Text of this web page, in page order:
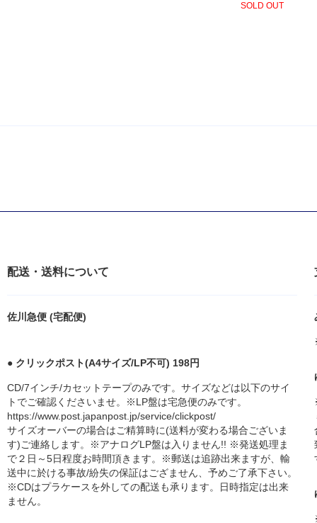
SOLD OUT
配送・送料について
佐川急便 (宅配便)
● クリックポスト(A4サイズ/LP不可) 198円
CD/7インチ/カセットテープのみです。サイズなどは以下のサイ
トでご確認くださいませ。※LP盤は宅急便のみです。
https://www.post.japanpost.jp/service/clickpost/
サイズオーバーの場合はご精算時に(送料が変わる場合ございま
す)ご連絡します。※アナログLP盤は入りません!! ※発送処理ま
で２日～5日程度お時間頂きます。※郵送は追跡出来ますが、輸
送中に於ける事故/紛失の保証はござません、予めご了承下さい。
※CDはプラケースを外しての配送も承ります。日時指定は出来
ません。